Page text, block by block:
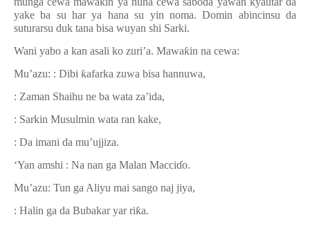
yake ba su har ya hana su yin noma. Domin abincinsu da
suturarsu duk tana bisa wuyan shi Sarki.
Wani yabo a kan asali ko zuri’a. Mawaƙin na cewa:
Mu’azu: : Dibi ƙafarka zuwa bisa hannuwa,
: Zaman Shaihu ne ba wata za’ida,
: Sarkin Musulmin wata ran kake,
: Da imani da mu’ujjiza.
‘Yan amshi : Na nan ga Malan Macciɗo.
Mu’azu: Tun ga Aliyu mai sango naj jiya,
: Halin ga da Bubakar yar riƙa.